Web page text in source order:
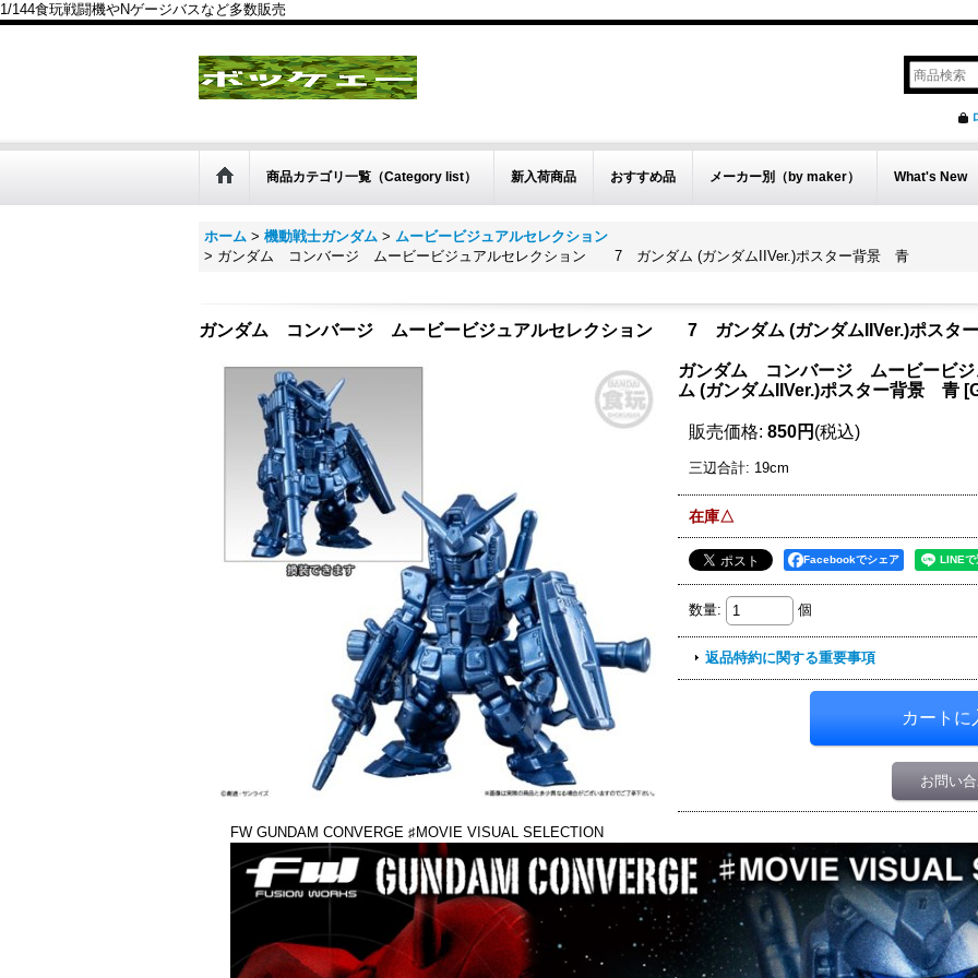
1/144食玩戦闘機やNゲージバスなど多数販売
商品カテゴリ一覧（Category list） 新入荷商品 おすすめ品 メーカー別（by maker） What's New
ホーム > 機動戦士ガンダム > ムービービジュアルセレクション
> ガンダム コンバージ ムービービジュアルセレクション 7 ガンダム (ガンダムIIVer.)ポスター背景 青
ガンダム コンバージ ムービービジュアルセレクション 7 ガンダム (ガンダムIIVer.)ポスタ
ガンダム コンバージ ムービービ
ム (ガンダムIIVer.)ポスター背景 青 [
販売価格: 850円 (税込)
三辺合計: 19cm
在庫△
Facebookでシェア
数量: 個
返品特約に関する重要事項
お問い
FW GUNDAM CONVERGE ♯MOVIE VISUAL SELECTION